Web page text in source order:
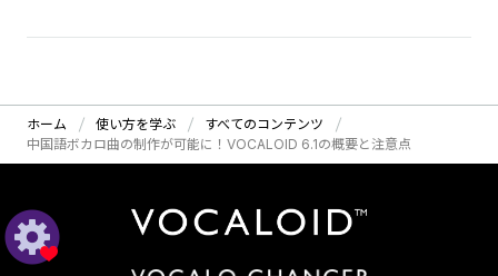
ホーム 使い方を学ぶ
すべてのコンテンツ
中国語ボカロ曲の制作が可能に！VOCALOID 6.1の概要と注意点